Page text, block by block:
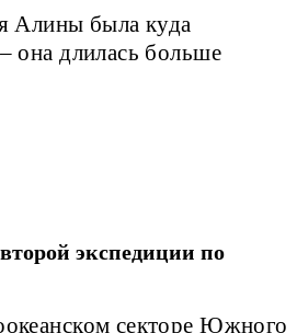
Алины была куда
она длилась больше
экспедиции по
секторе Южного